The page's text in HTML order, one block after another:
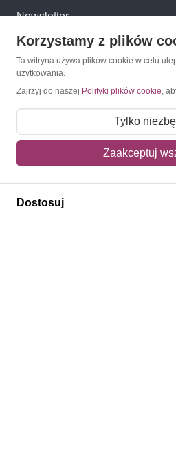
Newsletter
Konto
Moje konto
Mój koszyk
Adres dostawy
Korzystamy z plików
Ta witryna używa plików cookie w celu
użytkowania.
Zajrzyj do naszej Polityki plików cookie,
Tylko
Zaakceptuj
Dostosuj